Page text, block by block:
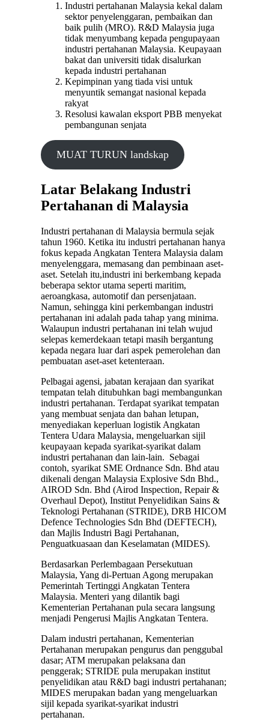
Industri pertahanan Malaysia kekal dalam
sektor penyelenggaran, pembaikan dan
baik pulih (MRO). R&D Malaysia juga
tidak menyumbang kepada pengupayaan
industri pertahanan Malaysia. Keupayaan
bakat dan universiti tidak disalurkan
kepada industri pertahanan
Kepimpinan yang tiada visi untuk
menyuntik semangat nasional kepada
rakyat
Resolusi kawalan eksport PBB menyekat
pembangunan senjata
MUAT TURUN landskap
Latar Belakang Industri
Pertahanan di Malaysia
Industri pertahanan di Malaysia bermula sejak
tahun 1960. Ketika itu industri pertahanan hanya
fokus kepada Angkatan Tentera Malaysia dalam
menyelenggara, memasang dan pembinaan aset-
aset. Setelah itu,industri ini berkembang kepada
beberapa sektor utama seperti maritim,
aeroangkasa, automotif dan persenjataan.
Namun, sehingga kini perkembangan industri
pertahanan ini adalah pada tahap yang minima.
Walaupun industri pertahanan ini telah wujud
selepas kemerdekaan tetapi masih bergantung
kepada negara luar dari aspek pemerolehan dan
pembuatan aset-aset ketenteraan.
Pelbagai agensi, jabatan kerajaan dan syarikat
tempatan telah ditubuhkan bagi membangunkan
industri pertahanan. Terdapat syarikat tempatan
yang membuat senjata dan bahan letupan,
menyediakan keperluan logistik Angkatan
Tentera Udara Malaysia, mengeluarkan sijil
keupayaan kepada syarikat-syarikat dalam
industri pertahanan dan lain-lain. Sebagai
contoh, syarikat SME Ordnance Sdn. Bhd atau
dikenali dengan Malaysia Explosive Sdn Bhd.,
AIROD Sdn. Bhd (Airod Inspection, Repair &
Overhaul Depot), Institut Penyelidikan Sains &
Teknologi Pertahanan (STRIDE), DRB HICOM
Defence Technologies Sdn Bhd (DEFTECH),
dan Majlis Industri Bagi Pertahanan,
Penguatkuasaan dan Keselamatan (MIDES).
Berdasarkan Perlembagaan Persekutuan
Malaysia, Yang di-Pertuan Agong merupakan
Pemerintah Tertinggi Angkatan Tentera
Malaysia. Menteri yang dilantik bagi
Kementerian Pertahanan pula secara langsung
menjadi Pengerusi Majlis Angkatan Tentera.
Dalam industri pertahanan, Kementerian
Pertahanan merupakan pengurus dan penggubal
dasar; ATM merupakan pelaksana dan
penggerak; STRIDE pula merupakan institut
penyelidikan atau R&D bagi industri pertahanan;
MIDES merupakan badan yang mengeluarkan
sijil kepada syarikat-syarikat industri
pertahanan.